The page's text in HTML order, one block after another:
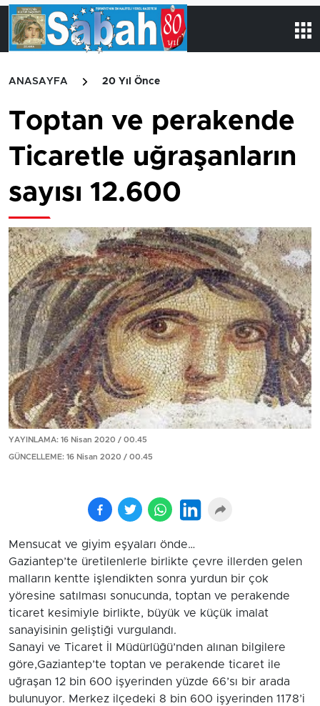
ANASAYFA 20 Yıl Önce
Toptan ve perakende
Ticaretle uğraşanların
sayısı 12.600
YAYINLAMA: 16 Nisan 2020 / 00.45
GÜNCELLEME: 16 Nisan 2020 / 00.45
Mensucat ve giyim eşyaları önde…
Gaziantep’te üretilenlerle birlikte çevre illerden gelen
malların kentte işlendikten sonra yurdun bir çok
yöresine satılması sonucunda, toptan ve perakende
ticaret kesimiyle birlikte, büyük ve küçük imalat
sanayisinin geliştiği vurgulandı.
Sanayi ve Ticaret İl Müdürlüğü’nden alınan bilgilere
göre,Gaziantep’te toptan ve perakende ticaret ile
uğraşan 12 bin 600 işyerinden yüzde 66’sı bir arada
bulunuyor. Merkez ilçedeki 8 bin 600 işyerinden 1178’i